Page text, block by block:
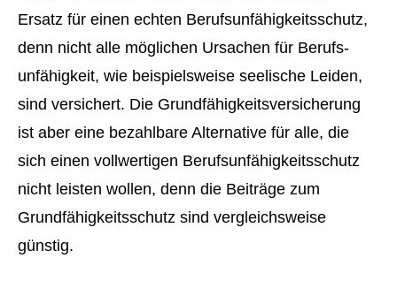
Ersatz für einen echten Berufs­unfähig­keitsschutz,
denn nicht alle möglichen Ursachen für Berufs­
unfähig­keit, wie beispielsweise seelische Leiden,
sind versichert. Die Grundfähigkeitsversicherung
ist aber eine bezahlbare Alternative für alle, die
sich einen vollwertigen Berufs­unfähig­keitsschutz
nicht leisten wollen, denn die Beiträge zum
Grundfähigkeitsschutz sind vergleichsweise
günstig.